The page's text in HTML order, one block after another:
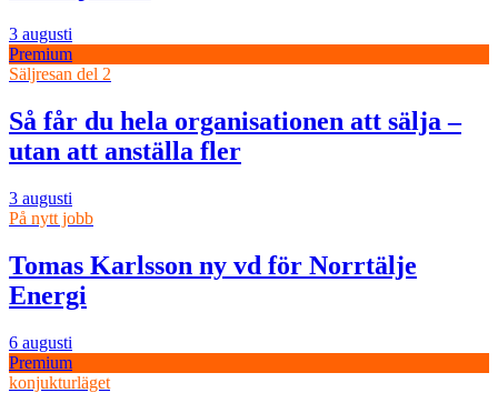
3 augusti
Premium
Säljresan del 2
Så får du hela organisationen att sälja –
utan att anställa fler
3 augusti
På nytt jobb
Tomas Karlsson ny vd för Norrtälje
Energi
6 augusti
Premium
konjukturläget